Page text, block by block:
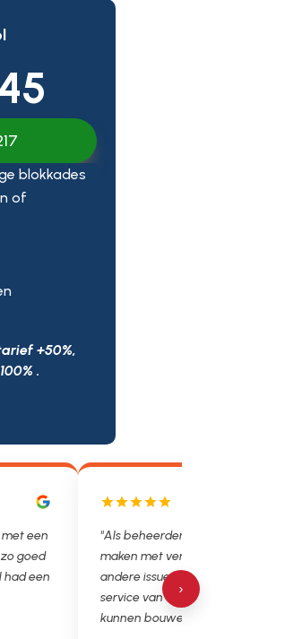
blokkades
of
+50%,
.
"Als beheerder hebben we helaas vaak te
maken met verstoppingen, lekkages en
andere issues. Het is super fijn dat we op de
service van Ontstoppen.nl en loodgieter.nl
kunnen bouwen. Ga zo door!"
›